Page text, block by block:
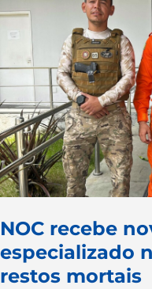
NOC recebe
especializado
restos mortais